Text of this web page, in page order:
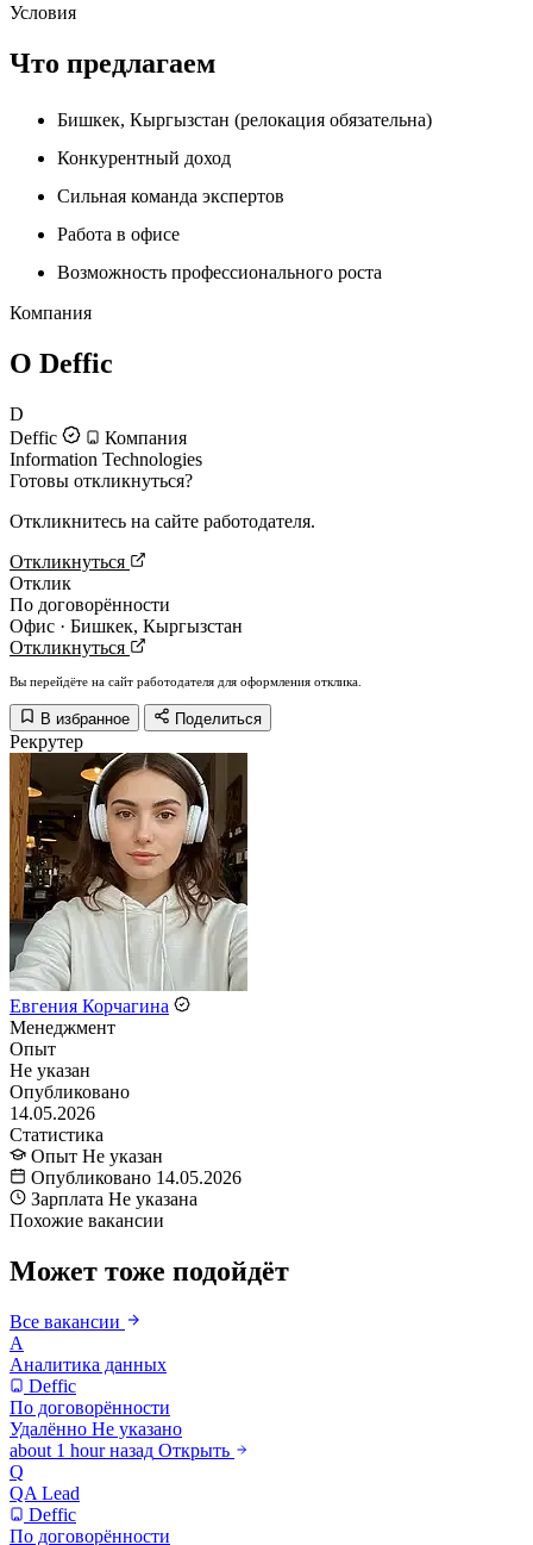
Условия
Что предлагаем
Бишкек, Кыргызстан (релокация обязательна)
Конкурентный доход
Сильная команда экспертов
Работа в офисе
Возможность профессионального роста
Компания
О Deffic
D
Deffic
Компания
Information Technologies
Готовы откликнуться?
Откликнитесь на сайте работодателя.
Откликнуться
Отклик
По договорённости
Офис · Бишкек, Кыргызстан
Откликнуться
Вы перейдёте на сайт работодателя для оформления отклика.
В избранное Поделиться
Рекрутер
Евгения Корчагина
Менеджмент
Опыт
Не указан
Опубликовано
14.05.2026
Статистика
Опыт Не указан
Опубликовано 14.05.2026
Зарплата Не указана
Похожие вакансии
Может тоже подойдёт
Все вакансии
А
Аналитика данных
Deffic
По договорённости
Удалённо Не указано
about 1 hour назад Открыть
Q
QA Lead
Deffic
По договорённости